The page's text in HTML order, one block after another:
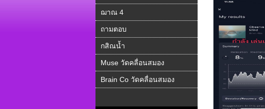
ฌาณ 4
ถามตอบ
กสิณน้ำ
Muse วัดคลื่อนสมอง
Brain Co วัดคลื่อนสมอง